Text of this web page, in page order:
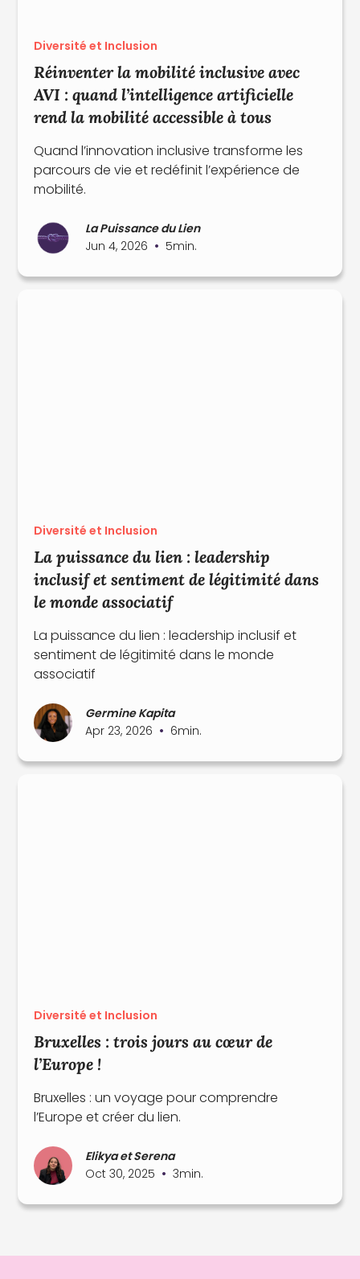
Diversité et Inclusion
Réinventer la mobilité inclusive avec
AVI : quand l’intelligence artificielle
rend la mobilité accessible à tous
Quand l’innovation inclusive transforme les
parcours de vie et redéfinit l’expérience de
mobilité.
La Puissance du Lien
Jun 4, 2026 • 5min.
Diversité et Inclusion
La puissance du lien : leadership
inclusif et sentiment de légitimité dans
le monde associatif
La puissance du lien : leadership inclusif et
sentiment de légitimité dans le monde
associatif
Germine Kapita
Apr 23, 2026 • 6min.
Diversité et Inclusion
Bruxelles : trois jours au cœur de
l’Europe !
Bruxelles : un voyage pour comprendre
l’Europe et créer du lien.
Elikya et Serena
Oct 30, 2025 • 3min.